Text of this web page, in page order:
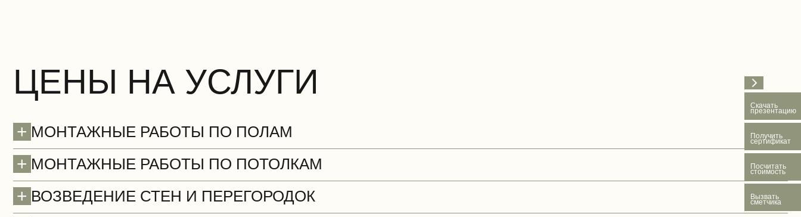
ЦЕНЫ НА УСЛУГИ
+ МОНТАЖНЫЕ РАБОТЫ ПО ПОЛАМ
+ МОНТАЖНЫЕ РАБОТЫ ПО ПОТОЛКАМ
+ ВОЗВЕДЕНИЕ СТЕН И ПЕРЕГОРОДОК
Скачать
презентацию
Получить
сертификат
Посчитать
стоимость
Вызвать
сметчика